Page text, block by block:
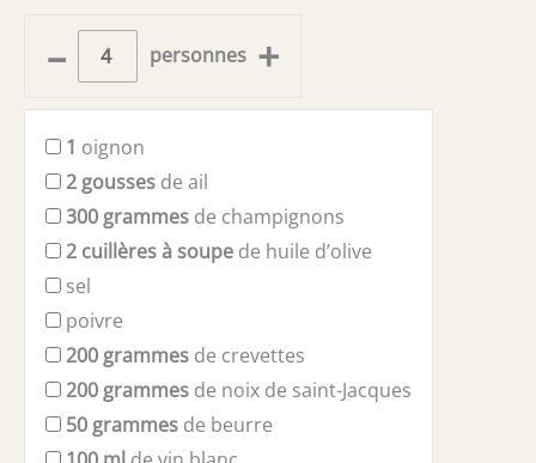
– personnes +
1 oignon
2 gousses de ail
300 grammes de champignons
2 cuillères à soupe de huile d’olive
sel
poivre
200 grammes de crevettes
200 grammes de noix de saint-Jacques
50 grammes de beurre